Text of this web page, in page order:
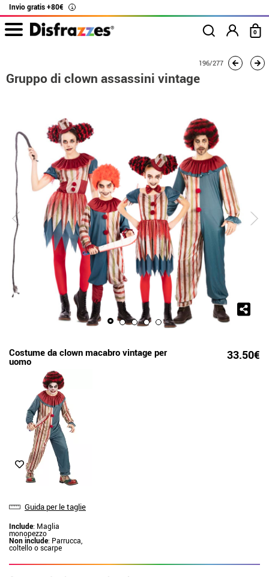
Invio gratis +80€ i
0
Gruppo di clown assassini vintage
196/277
Gruppo di clown assassini vintage
Costume da clown macabro vintage per
uomo 33.50€
Guida per le taglie
Include: Maglia
monopezzo
Non include: Parrucca,
coltello o scarpe